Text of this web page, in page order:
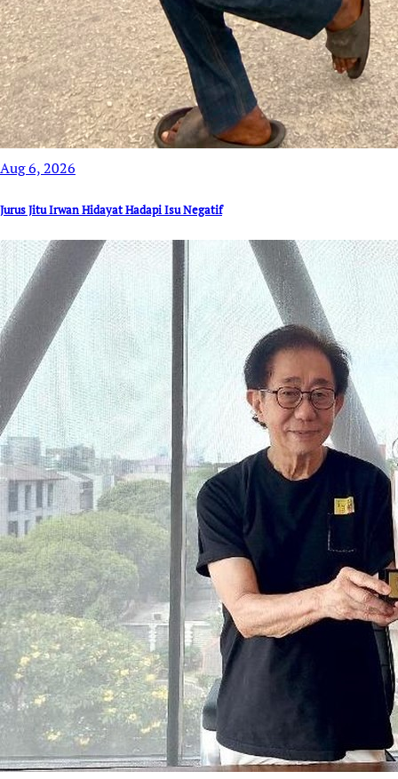
Aug 6, 2026
Jurus Jitu Irwan Hidayat Hadapi Isu Negatif